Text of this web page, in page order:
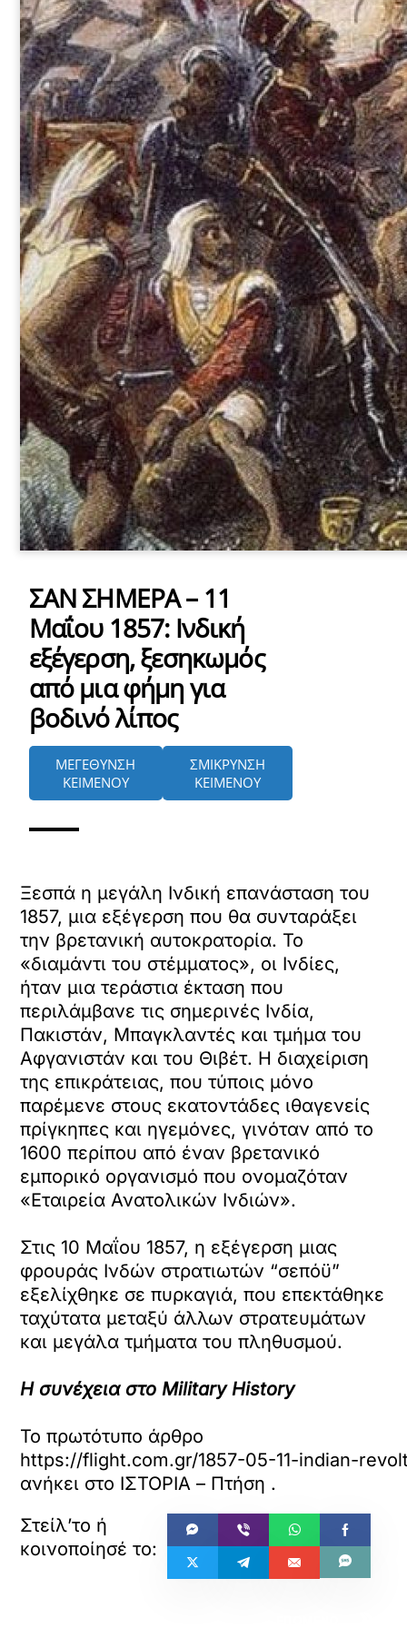
ΣΑΝ ΣΗΜΕΡΑ – 11
Μαΐου 1857: Iνδική
εξέγερση, ξεσηκωμός
από μια φήμη για
βοδινό λίπος
ΜΕΓΕΘΥΝΣΗ
ΚΕΙΜΕΝΟΥ
ΣΜΙΚΡΥΝΣΗ
ΚΕΙΜΕΝΟΥ
Ξεσπά η μεγάλη Ινδική επανάσταση του
1857, μια εξέγερση που θα συνταράξει
την βρετανική αυτοκρατορία. Το
«διαμάντι του στέμματος», οι Ινδίες,
ήταν μια τεράστια έκταση που
περιλάμβανε τις σημερινές Ινδία,
Πακιστάν, Μπαγκλαντές και τμήμα του
Αφγανιστάν και του Θιβέτ. Η διαχείριση
της επικράτειας, που τύποις μόνο
παρέμενε στους εκατοντάδες ιθαγενείς
πρίγκηπες και ηγεμόνες, γινόταν από το
1600 περίπου από έναν βρετανικό
εμπορικό οργανισμό που ονομαζόταν
«Εταιρεία Ανατολικών Ινδιών».
Στις 10 Μαΐου 1857, η εξέγερση μιας
φρουράς Ινδών στρατιωτών “σεπόϋ”
εξελίχθηκε σε πυρκαγιά, που επεκτάθηκε
ταχύτατα μεταξύ άλλων στρατευμάτων
και μεγάλα τμήματα του πληθυσμού.
Η συνέχεια στο Military History
Το πρωτότυπο άρθρο
https://flight.com.gr/1857-05-11-indian-
ανήκει στο ΙΣΤΟΡΙΑ – Πτήση .